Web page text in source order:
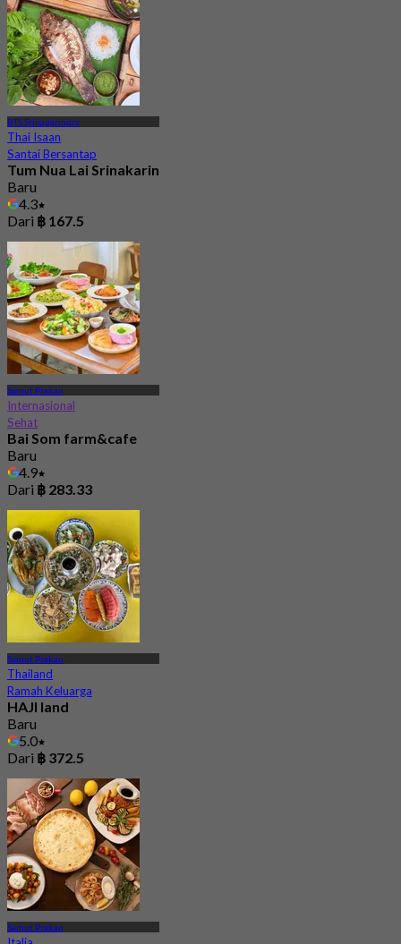
BTS Srinagarindra
Thai Isaan
Santai Bersantap
Tum Nua Lai Srinakarin
Baru
4.3
Dari ฿ 167.5
Samut Prakan
Internasional
Sehat
Bai Som farm&cafe
Baru
4.9
Dari ฿ 283.33
Samut Prakan
Thailand
Ramah Keluarga
HAJI land
Baru
5.0
Dari ฿ 372.5
Samut Prakan